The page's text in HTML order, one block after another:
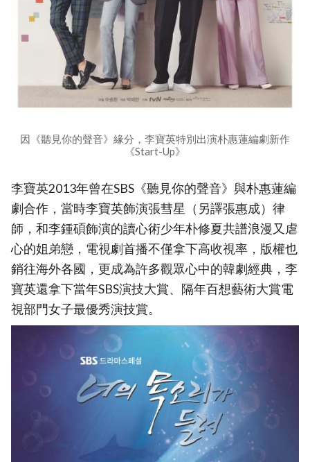
因《聽見你的聲音》緣分，李寶英特別出演朴惠蓮編劇新作
《Start-Up》
李寶英2013年曾在SBS《聽見你的聲音》與朴惠蓮編
劇合作，當時李寶英飾演張彗星（另譯張惠成）律
師，和李鍾碩飾演的讀心術少年朴修夏共譜浪漫又虐
心的姐弟戀，電視劇首播不僅拿下高收視率，版權也
銷往海外各國，更成為許多觀眾心中的韓劇經典，李
寶英還拿下當年SBS演技大賞、隔年百想藝術大賞電
視部門女子最優秀演技賞。